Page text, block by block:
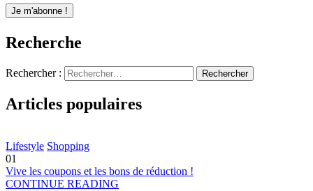
Recherche
Rechercher :
Articles populaires
Lifestyle Shopping
01
Vive les coupons et les bons de réduction !
CONTINUE READING